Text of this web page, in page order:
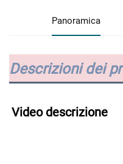
Panoramica
Descrizioni dei
Video descrizione